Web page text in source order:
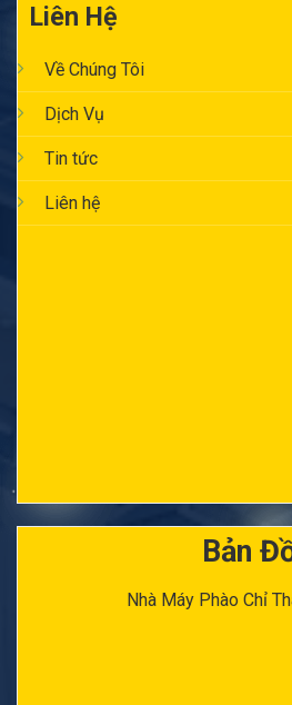
Liên Hệ
Về Chúng Tôi
Dịch Vụ
Tin tức
Liên hệ
Bản
Nhà Máy Phào Chỉ